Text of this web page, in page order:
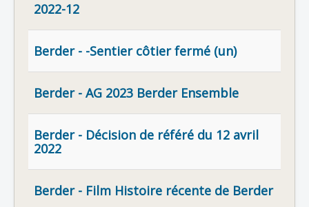
2022-12
Berder - -Sentier côtier fermé (un)
Berder - AG 2023 Berder Ensemble
Berder - Décision de référé du 12 avril
2022
Berder - Film Histoire récente de Berder